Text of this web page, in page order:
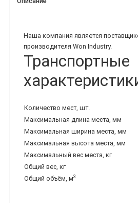
Наша компания является
производителя Won Industry.
Транспортные
Количество мест, шт.
Максимальная длина места, мм
Максимальная ширина места, мм
Максимальная высота места, мм
Максимальный вес места, кг
Общий вес, кг
Общий объём, м3